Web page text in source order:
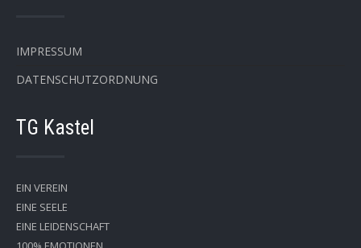
IMPRESSUM
DATENSCHUTZORDNUNG
TG Kastel
EIN VEREIN
EINE SEELE
EINE LEIDENSCHAFT